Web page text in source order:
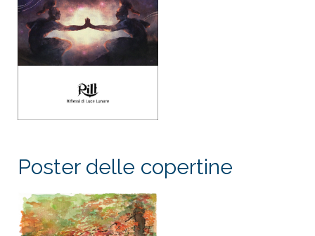
Poster delle copertine